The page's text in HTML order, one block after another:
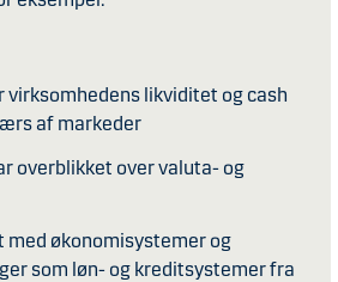
virksomhedens likviditet og cash
af markeder
overblikket over valuta- og
med økonomisystemer og
som løn- og kreditsystemer fra